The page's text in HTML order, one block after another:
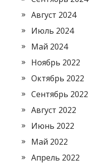
Август 2024
Июль 2024
Май 2024
Ноябрь 2022
Октябрь 2022
Сентябрь 2022
Август 2022
Июнь 2022
Май 2022
Апрель 2022